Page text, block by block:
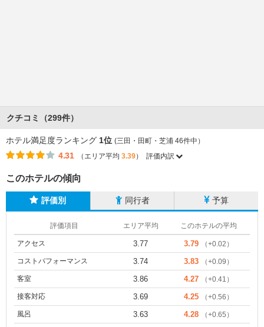
クチコミ（299件）
ホテル満足度ランキング 1位 (三田・田町・芝浦 46件中）
4.31 （エリア平均 3.39） 評価内訳
このホテルの傾向
評価別 同行者 予算
評価項目 エリア平均 このホテルの平均
アクセス 3.77 3.79 （+0.02）
コストパフォーマンス 3.74 3.83 （+0.09）
客室 3.86 4.27 （+0.41）
接客対応 3.69 4.25 （+0.56）
風呂 3.63 4.28 （+0.65）